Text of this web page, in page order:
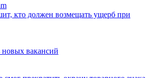
кто должен возмещать ущерб при
вакансий